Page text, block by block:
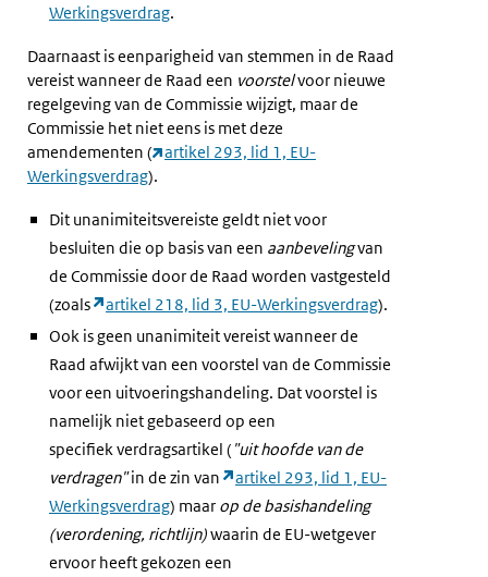
Werkingsverdrag.
Daarnaast is eenparigheid van stemmen in de Raad
vereist wanneer de Raad een voorstelvoor nieuwe
regelgeving van de Commissie wijzigt, maar de
Commissie het niet eens is met deze
amendementen (
artikel 293, lid 1, EU-
Werkingsverdrag).
Dit unanimiteitsvereiste geldt niet voor
besluiten die op basis van een aanbevelingvan
de Commissie door de Raad worden vastgesteld
(zoals
artikel 218, lid 3, EU-Werkingsverdrag).
Ook is geen unanimiteit vereist wanneer de
Raad afwijkt van een voorstel van de Commissie
voor een uitvoeringshandeling. Dat voorstel is
namelijk niet gebaseerd op een
specifiek verdragsartikel ( "uit hoofde van de
verdragen"in de zin van
artikel 293, lid 1, EU-
Werkingsverdrag) maar op de basishandeling
(verordening, richtlijn)waarin de EU-wetgever
ervoor heeft gekozen een